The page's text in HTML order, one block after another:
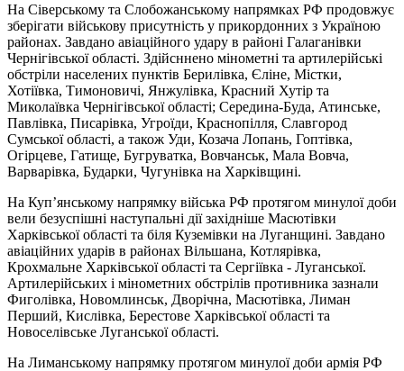
На Сіверському та Слобожанському напрямках РФ продовжує
зберігати військову присутність у прикордонних з Україною
районах. Завдано авіаційного удару в районі Галаганівки
Чернігівської області. Здійсннено мінометні та артилерійські
обстріли населених пунктів Берилівка, Єліне, Містки,
Хотіївка, Тимоновичі, Янжулівка, Красний Хутір та
Миколаївка Чернігівської області; Середина-Буда, Атинське,
Павлівка, Писарівка, Угроїди, Краснопілля, Славгород
Сумської області, а також Уди, Козача Лопань, Гоптівка,
Огірцеве, Гатище, Бугруватка, Вовчанськ, Мала Вовча,
Варварівка, Бударки, Чугунівка на Харківщині.
На Куп’янському напрямку війська РФ протягом минулої доби
вели безуспішні наступальні дії західніше Масютівки
Харківської області та біля Куземівки на Луганщині. Завдано
авіаційних ударів в районах Вільшана, Котлярівка,
Крохмальне Харківської області та Сергіївка - Луганської.
Артилерійських і мінометних обстрілів противника зазнали
Фиголівка, Новомлинськ, Дворічна, Масютівка, Лиман
Перший, Кислівка, Берестове Харківської області та
Новоселівське Луганської області.
На Лиманському напрямку протягом минулої доби армія РФ